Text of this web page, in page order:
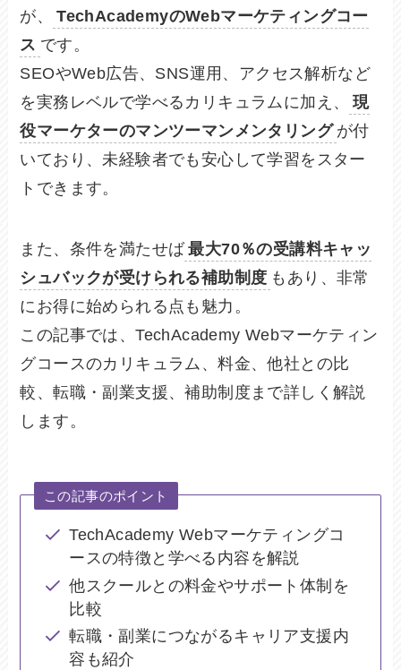
が、
TechAcademyのWebマーケティングコー
ス です。
SEOやWeb広告、SNS運用、アクセス解析など
を実務レベルで学べるカリキュラムに加え、
現
役マーケターのマンツーマンメンタリング が付
いており、未経験者でも安心して学習をスター
トできます。
また、条件を満たせば 最大70％の受講料キャッ
シュバックが受けられる補助制度 もあり、非常
にお得に始められる点も魅力。
この記事では、TechAcademy Webマーケティン
グコースのカリキュラム、料金、他社との比
較、転職・副業支援、補助制度まで詳しく解説
します。
この記事のポイント
TechAcademy Webマーケティングコ
ースの特徴と学べる内容を解説
他スクールとの料金やサポート体制を
比較
転職・副業につながるキャリア支援内
容も紹介